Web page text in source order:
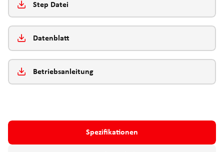
Step Datei
Datenblatt
Betriebsanleitung
Spezifikationen